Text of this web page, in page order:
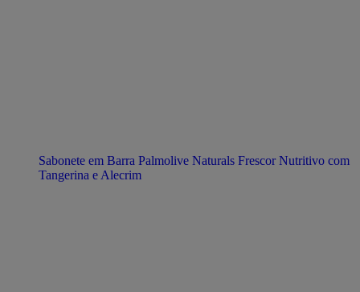
Sabonete em Barra Palmolive Naturals Frescor Nutritivo com
Tangerina e Alecrim